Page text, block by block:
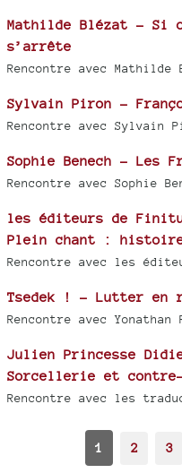
Mathilde Blézat - Si
s’arrête
Rencontre avec Mathilde
Sylvain Piron -
Rencontre avec Sylvain
Sophie Benech - Les
Rencontre avec Sophie
les éditeurs de
Plein chant :
Rencontre avec les
Tsedek ! - Lutter en
Rencontre avec Yonathan
Julien Princesse
Sorcellerie et
Rencontre avec les
1 2 3